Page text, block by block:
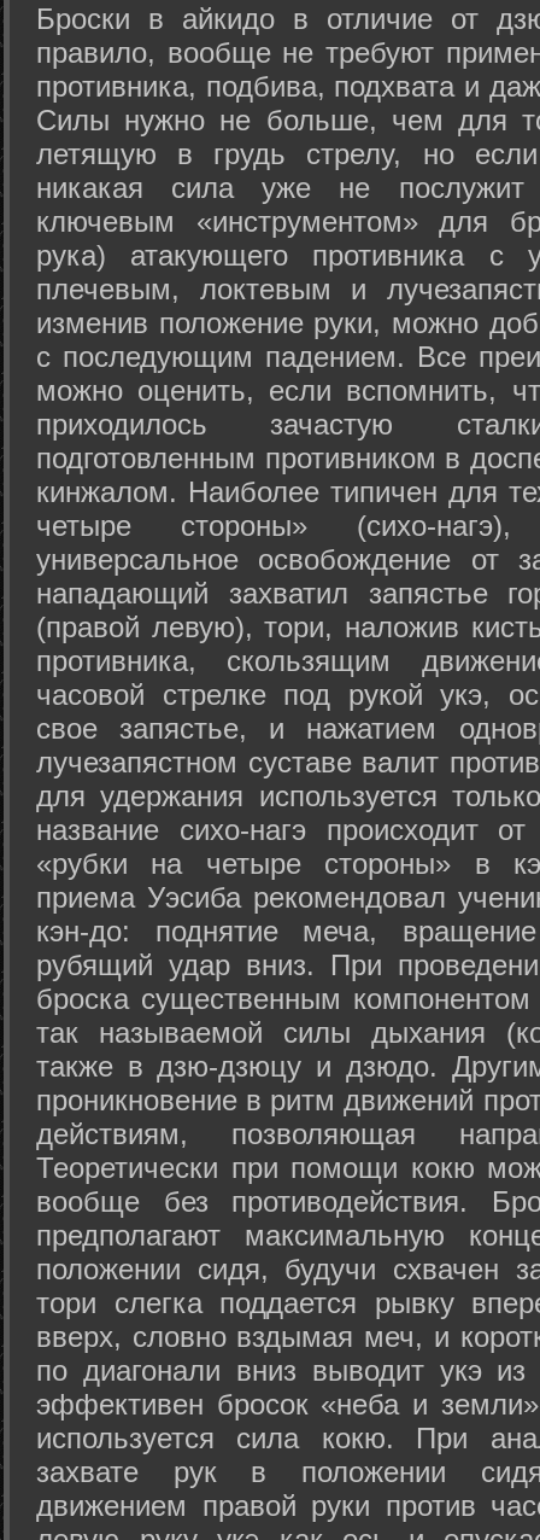
Броски в айкидо в отличие от
правило, вообще не требуют
противника, подбива, подхвата и
Силы нужно не больше, чем для
летящую в грудь стрелу, но
никакая сила уже не
ключевым «инструментом» для
рука) атакующего противника с
плечевым, локтевым и
изменив положение руки, можно
с последующим падением. Все
можно оценить, если вспомнить,
приходилось зачастую
подготовленным противником в
кинжалом. Наиболее типичен для
четыре стороны» (сихо-
универсальное освобождение от
нападающий захватил запястье
(правой левую), тори, наложив
противника, скользящим
часовой стрелке под рукой укэ,
свое запястье, и нажатием
лучезапястном суставе валит
для удержания используется
название сихо-нагэ происходит
«рубки на четыре стороны» в
приема Уэсиба рекомендовал
кэн-до: поднятие меча,
рубящий удар вниз. При
броска существенным компонентом
так называемой силы дыхания
также в дзю-дзюцу и дзюдо.
проникновение в ритм движений
действиям, позволяющая
Теоретически при помощи кокю
вообще без противодействия.
предполагают максимальную
положении сидя, будучи схвачен
тори слегка поддается рывку
вверх, словно вздымая меч, и
по диагонали вниз выводит укэ
эффективен бросок «неба и
используется сила кокю. При
захвате рук в положении
движением правой руки против